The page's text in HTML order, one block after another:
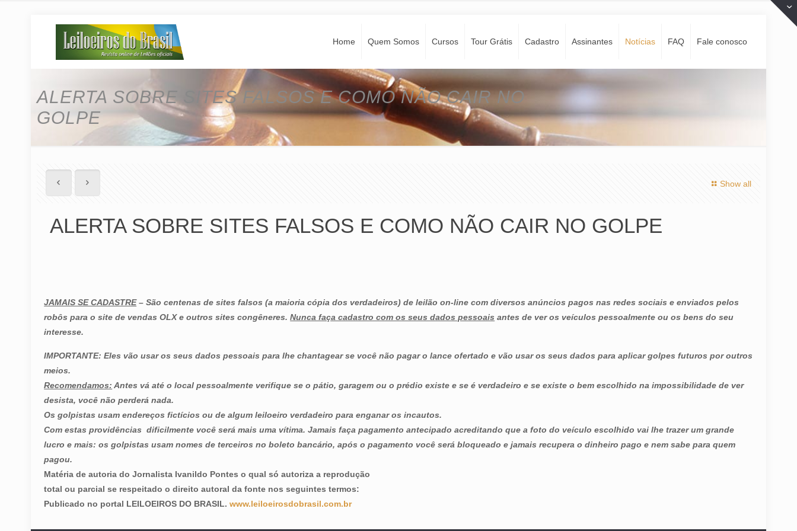
Home Quem Somos Cursos Tour Grátis Cadastro Assinantes Notí­cias FAQ Fale conosco
ALERTA SOBRE SITES FALSOS E COMO NÃO CAIR NO
GOLPE
Show all
ALERTA SOBRE SITES FALSOS E COMO NÃO CAIR NO GOLPE
JAMAIS SE CADASTRE–São centenas de sites falsos (a maioria cópia dos verdadeiros) de leilão on-line com diversos anúncios pagos nas redes sociais e enviados pelos
robôs para o site de vendas OLX e outros sites congêneres.Nunca faça cadastro com os seus dados pessoais antes de ver os veículos pessoalmente ou os bens do seu
interesse.
IMPORTANTE: Eles vão usar os seus dados pessoais para lhe chantagear se você não pagar o lance ofertado e vão usar os seus dados para aplicar golpes futuros por outros
meios.
Recomendamos: Antes vá até o local pessoalmente verifique se o pátio, garagem ou o prédio existe e se é verdadeiro e se existe o bem escolhido na impossibilidade de ver
desista, você não perderá nada.
Os golpistas usam endereços fictícios ou de algum leiloeiro verdadeiro para enganar os incautos.
Com estas providências dificilmente você será mais uma vítima. Jamais faça pagamento antecipado acreditando que a foto do veículo escolhido vai lhe trazer um grande
lucro e mais: os golpistas usam nomes de terceiros no boleto bancário, após o pagamento você será bloqueado e jamais recupera o dinheiro pago e nem sabe para quem
pagou.
Matéria de autoria do Jornalista Ivanildo Pontes o qual só autoriza a reprodução
total ou parcial se respeitado o direito autoral da fonte nos seguintes termos:
Publicado no portal LEILOEIROS DO BRASIL.www.leiloeirosdobrasil.com.br